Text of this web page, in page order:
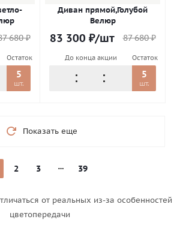
680₽
Остаток
5
шт.
Диван прямой,Голубой
Велюр
83 300 ₽/шт 87 680₽
До конца акции Остаток
5
шт.
Показать еще
2 3 39
от реальных из-за особенностей
цветопередачи